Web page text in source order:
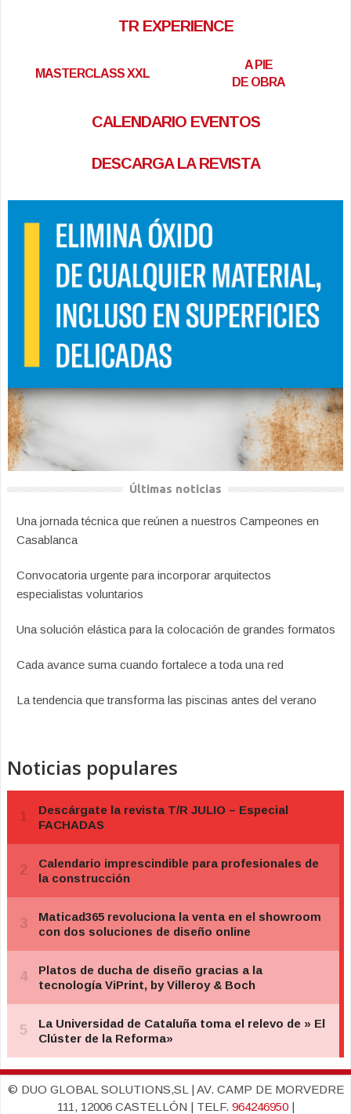
TR EXPERIENCE
MASTERCLASS XXL
A PIE
DE OBRA
CALENDARIO EVENTOS
DESCARGA LA REVISTA
Últimas noticias
Una jornada técnica que reúnen a nuestros Campeones en
Casablanca
Convocatoria urgente para incorporar arquitectos
especialistas voluntarios
Una solución elástica para la colocación de grandes formatos
Cada avance suma cuando fortalece a toda una red
La tendencia que transforma las piscinas antes del verano
Noticias populares
© DUO GLOBAL SOLUTIONS,SL | AV. CAMP DE MORVEDRE
111, 12006 CASTELLÓN | TELF. 964246950|